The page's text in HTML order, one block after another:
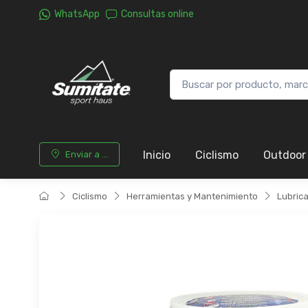
WhatsApp Consultas online
Enviar a ... Inicio Ciclismo Outdoor
Ciclismo Herramientas y Mantenimiento